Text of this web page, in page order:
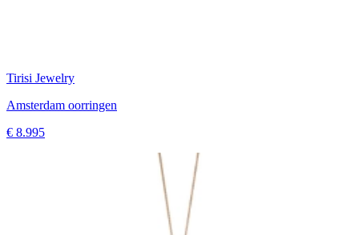
Tirisi Jewelry
Amsterdam oorringen
€ 8.995